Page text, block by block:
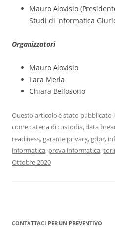
Mauro Alovisio
Studi di Informatica
Organizzatori
Mauro Alovisio
Lara Merla
Chiara Bellosono
Questo articolo è stato pubblicato
comecatena di custodia,data
readiness,garante privacy,gdpr,
informatica, prova informatica,
Ottobre 2020
CONTATTACI PER UN PREVENTIVO